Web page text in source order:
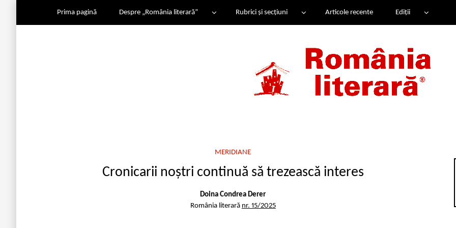
Prima pagină Despre „România literară” Rubrici și secțiuni Articole recente Ediții
MERIDIANE
Cronicarii noștri continuă să trezească interes
Doina Condrea Derer
România literară nr. 15/2025